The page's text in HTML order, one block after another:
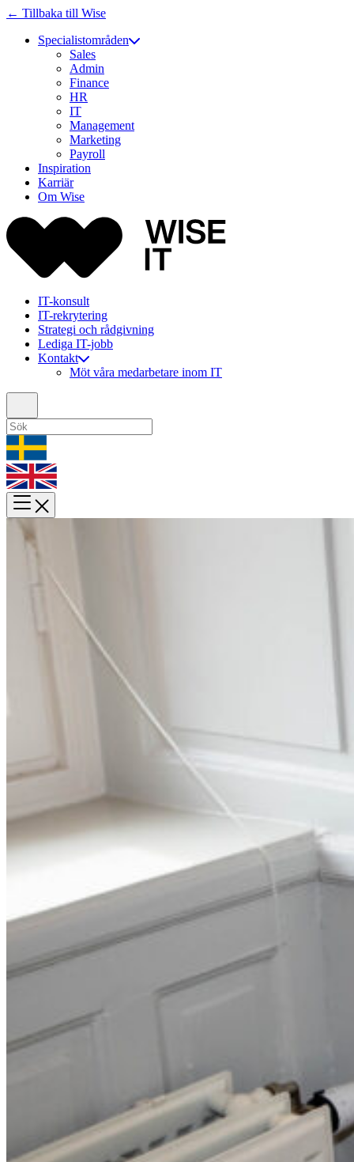
← Tillbaka till Wise
Specialistområden
Sales
Admin
Finance
HR
IT
Management
Marketing
Payroll
Inspiration
Karriär
Om Wise
IT-konsult
IT-rekrytering
Strategi och rådgivning
Lediga IT-jobb
Kontakt
Möt våra medarbetare inom IT